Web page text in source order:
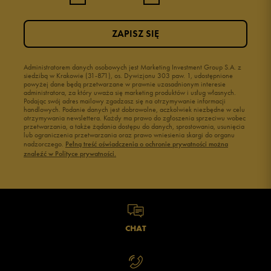
Administratorem danych osobowych jest Marketing Investment Group S.A. z
siedzibą w Krakowie (31-871), os. Dywizjonu 303 paw. 1, udostępnione
powyżej dane będą przetwarzane w prawnie uzasadnionym interesie
administratora, za który uważa się marketing produktów i usług własnych.
Podając swój adres mailowy zgadzasz się na otrzymywanie informacji
handlowych. Podanie danych jest dobrowolne, aczkolwiek niezbędne w celu
otrzymywania newslettera. Każdy ma prawo do zgłoszenia sprzeciwu wobec
przetwarzania, a także żądania dostępu do danych, sprostowania, usunięcia
lub ograniczenia przetwarzania oraz prawo wniesienia skargi do organu
nadzorczego. Pełną treść oświadczenia o ochronie prywatności można
znaleźć w Polityce prywatności.
ZAPISZ SIĘ
CHAT